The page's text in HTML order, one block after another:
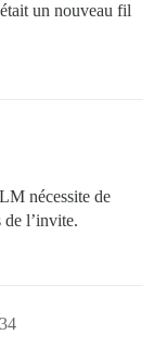
un nouveau fil
nécessite de
de l’invite.